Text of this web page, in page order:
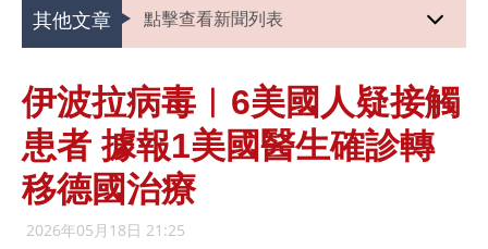
其他文章 點擊查看新聞列表
伊波拉病毒︱6美國人疑接觸
患者 據報1美國醫生確診轉
移德國治療
2026年05月18日 21:25